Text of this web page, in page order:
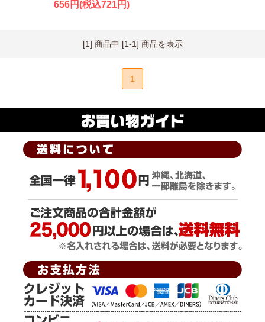
656円(税込721円)
[1] 商品中 [1-1] 商品を表示
1